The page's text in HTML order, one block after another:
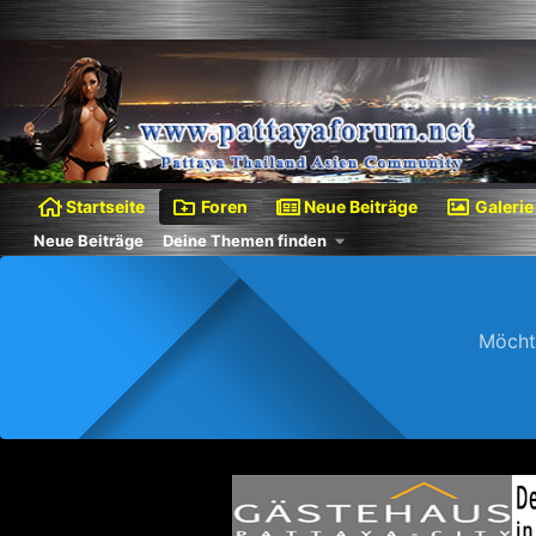
Startseite Foren Neue Beiträge Galerie
Neue Beiträge Deine Themen finden